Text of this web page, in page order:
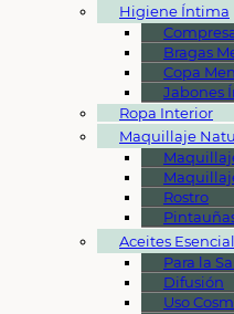
Higiene Íntima
Bragas
Copa
Jabones
Ropa Interior
Maquillaje
Rostro
Aceites
Para la
Difusión
Uso